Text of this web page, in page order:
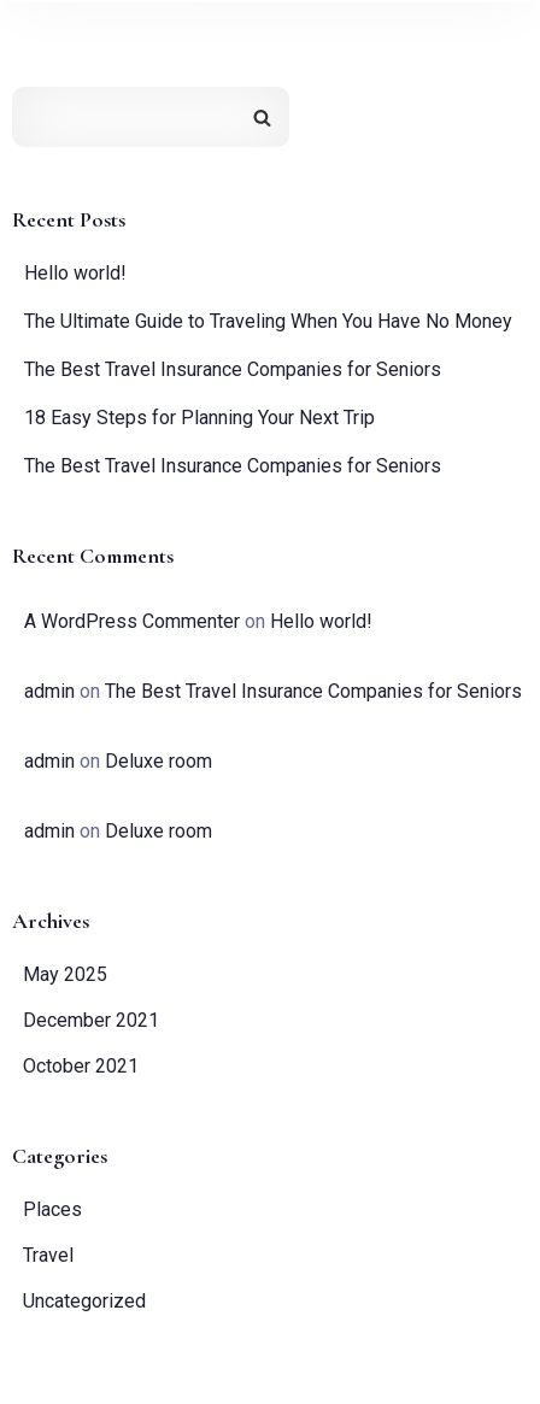
Recent Posts
Hello world!
The Ultimate Guide to Traveling When You Have No Money
The Best Travel Insurance Companies for Seniors
18 Easy Steps for Planning Your Next Trip
The Best Travel Insurance Companies for Seniors
Recent Comments
A WordPress Commenter on Hello world!
admin on The Best Travel Insurance Companies for Seniors
admin on Deluxe room
admin on Deluxe room
Archives
May 2025
December 2021
October 2021
Categories
Places
Travel
Uncategorized